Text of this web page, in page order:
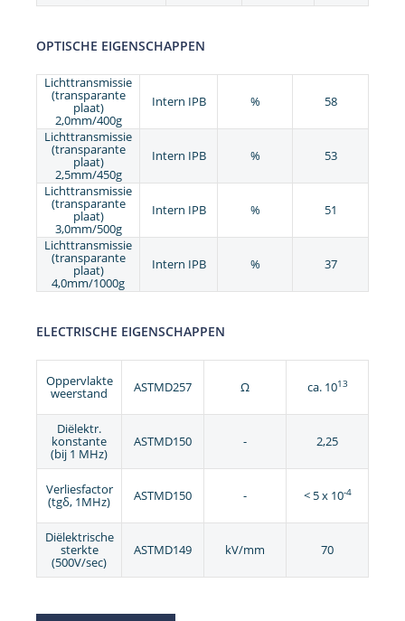
OPTISCHE EIGENSCHAPPEN
Lichttransmissie
(transparante
plaat)
2,0mm/400g
Intern IPB % 58
Lichttransmissie
(transparante
plaat)
2,5mm/450g
Intern IPB % 53
Lichttransmissie
(transparante
plaat)
3,0mm/500g
Intern IPB % 51
Lichttransmissie
(transparante
plaat)
4,0mm/1000g
Intern IPB % 37
ELECTRISCHE EIGENSCHAPPEN
Oppervlakte
weerstand ASTMD257 Ω ca. 1013
Diëlektr.
konstante
(bij 1 MHz)
ASTMD150 - 2,25
Verliesfactor
(tgδ, 1MHz) ASTMD150 - < 5 x 10-4
Diëlektrische
sterkte
(500V/sec)
ASTMD149 kV/mm 70